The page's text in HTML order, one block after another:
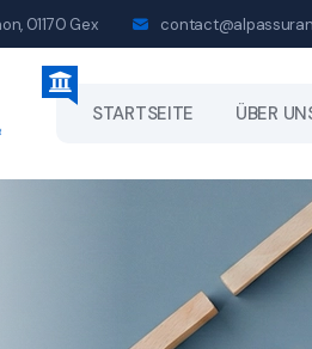
01170 Gex
STARTSEITE ÜBER